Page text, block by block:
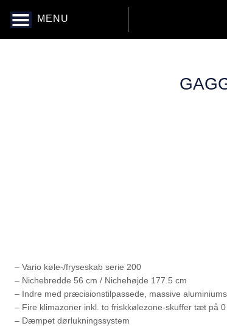
MENU
– Vario køle-/fryseskab serie 200
– Nichebredde 56 cm / Nichehøjde 177.5 cm
– Indre med præcisionstilpassede, massive
– Fire klimazoner inkl. to friskkølezone-skuffer tæt på 0
– Dæmpet dørlukningssystem